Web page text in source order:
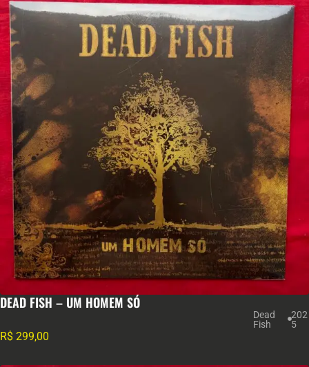
DEAD FISH – UM HOMEM SÓ
Dead
Fish
202
5
R$ 299,00